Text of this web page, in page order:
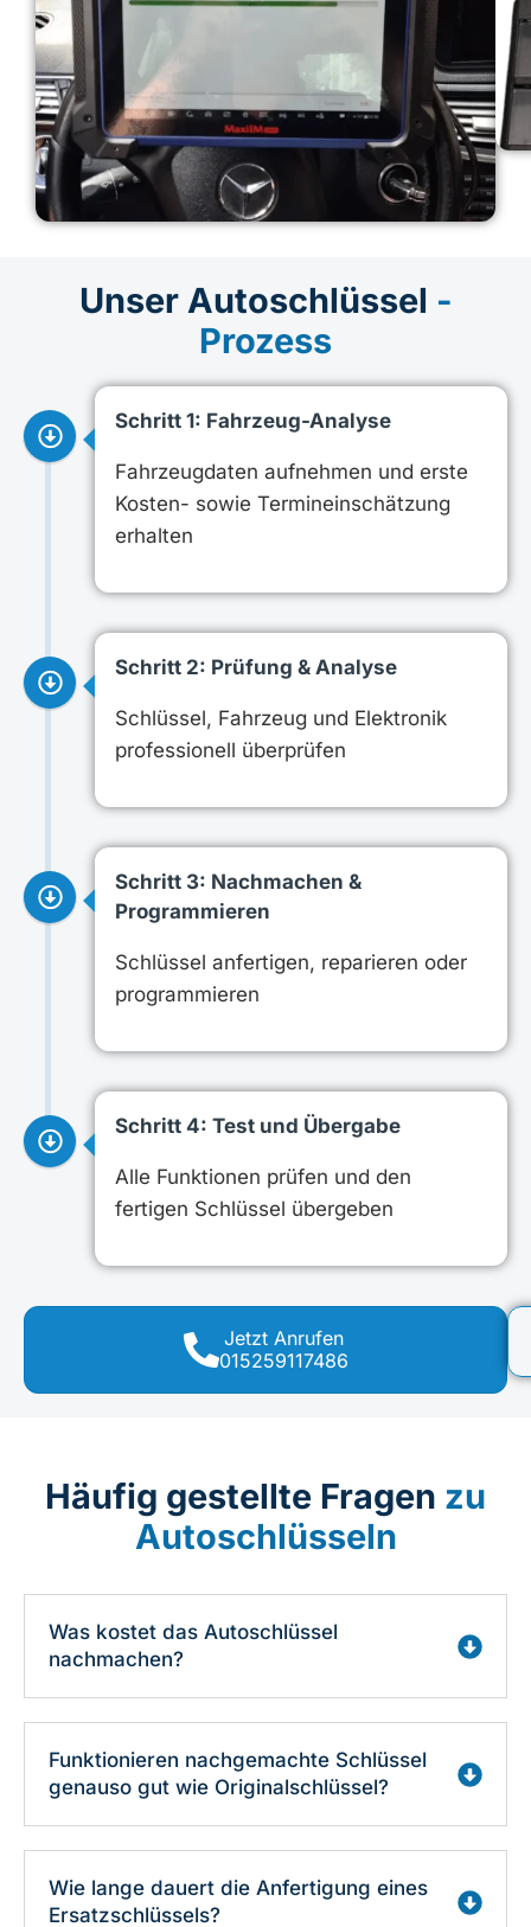
Unser Autoschlüssel -
Prozess
Schritt 1: Fahrzeug-Analyse
Fahrzeugdaten aufnehmen und erste
Kosten- sowie Termineinschätzung
erhalten
Schritt 2: Prüfung & Analyse
Schlüssel, Fahrzeug und Elektronik
professionell überprüfen
Schritt 3: Nachmachen &
Programmieren
Schlüssel anfertigen, reparieren oder
programmieren
Schritt 4: Test und Übergabe
Alle Funktionen prüfen und den
fertigen Schlüssel übergeben
Jetzt Anrufen
015259117486
Häufig gestellte Fragen zu
Autoschlüsseln
Was kostet das Autoschlüssel
nachmachen?
Funktionieren nachgemachte Schlüssel
genauso gut wie Originalschlüssel?
Wie lange dauert die Anfertigung eines
Ersatzschlüssels?